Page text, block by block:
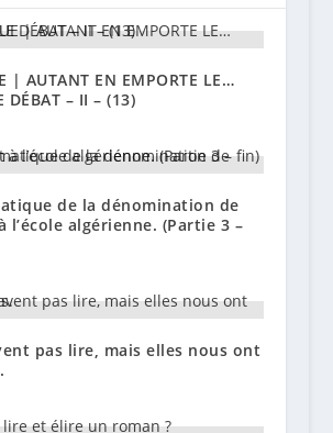
| AUTANT EN EMPORTE LE…
DÉBAT – II – (13)
de la dénomination de
l’école algérienne. (Partie 3 –
pas lire, mais elles nous ont